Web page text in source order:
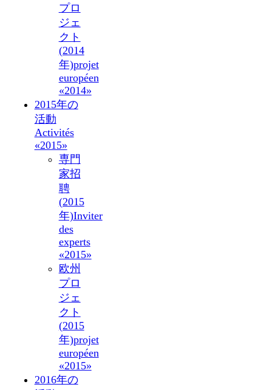
プロ
ジェ
クト
(2014
年)projet
européen
«2014»
2015年の
活動
Activités
«2015»
専門
家招
聘
(2015
年)Inviter
des
experts
«2015»
欧州
プロ
ジェ
クト
(2015
年)projet
européen
«2015»
2016年の